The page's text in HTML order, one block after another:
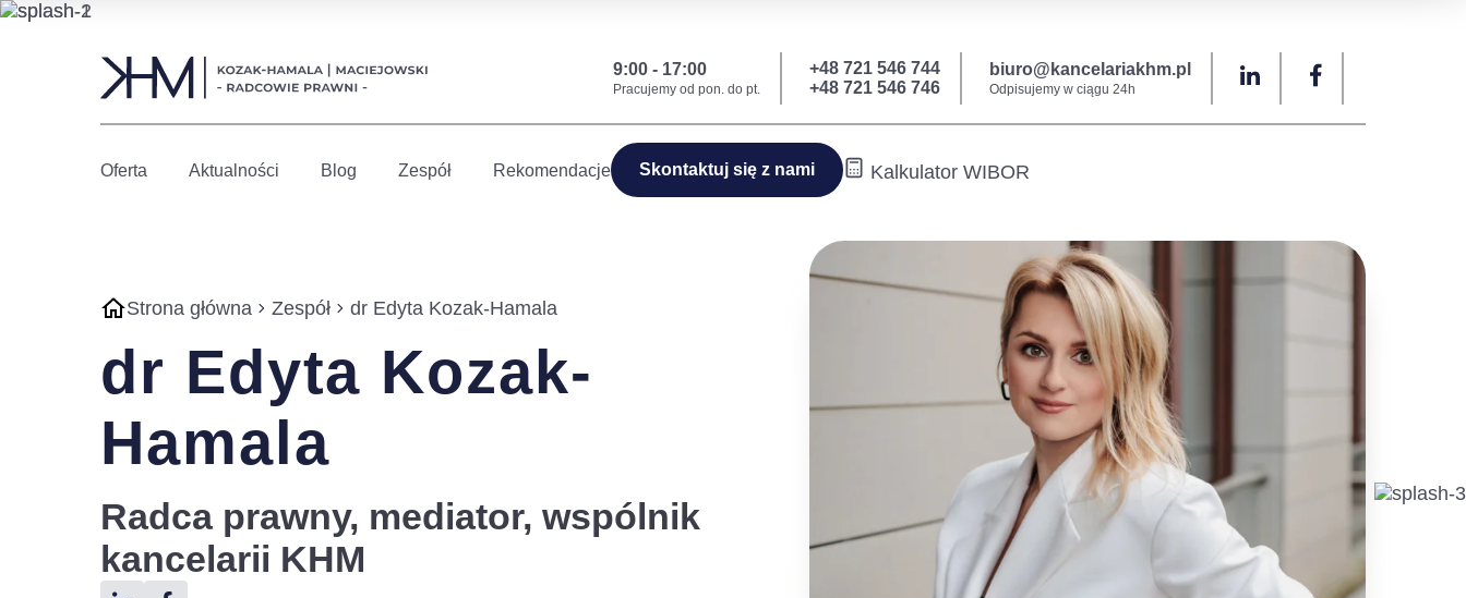
9:00 - 17:00
Pracujemy od pon. do pt.
+48 721 546 744
+48 721 546 746
biuro@kancelariakhm.pl
Odpisujemy w ciągu 24h
Oferta Aktualności Blog Zespół Rekomendacje Skontaktuj się z nami Kalkulator WIBOR
Strona główna Zespół dr Edyta Kozak-Hamala
dr Edyta Kozak-
Hamala
Radca prawny, mediator, wspólnik
kancelarii KHM